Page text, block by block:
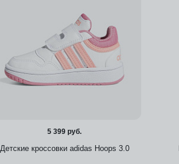
5 399 руб.
Детские кроссовки adidas Hoops 3.0